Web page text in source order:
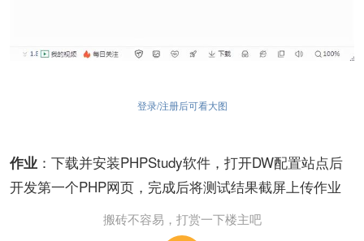
登录/注册后可看大图
作业 ：下载并安装PHPStudy软件，打开DW配置站点后
开发第一个PHP网页，完成后将测试结果截屏上传作业
搬砖不容易，打赏一下楼主吧